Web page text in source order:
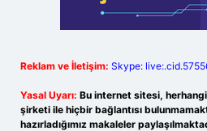
Reklam ve İletişim: Skype:
Yasal Uyarı: Bu internet sitesi,
şirketi ile hiçbir bağlantısı
hazırladığımız makaleler